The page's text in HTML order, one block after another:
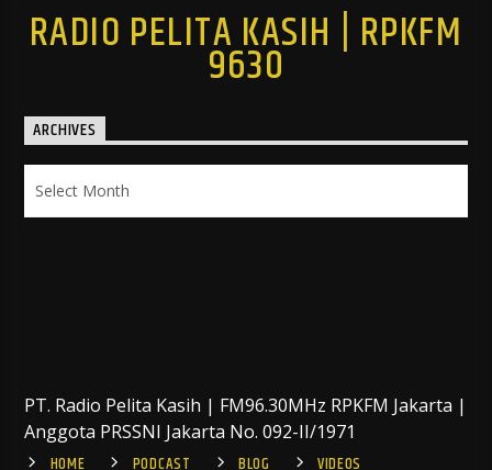
RADIO PELITA KASIH | RPKFM
9630
ARCHIVES
PT. Radio Pelita Kasih | FM96.30MHz RPKFM Jakarta |
Anggota PRSSNI Jakarta No. 092-II/1971
HOME
PODCAST BLOG VIDEOS